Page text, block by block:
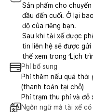
Sản phẩm cho
đầu đến cuối. Ở lại
độ của riêng bạn.
Sau khi tài xế được
tin liên hệ sẽ được
thể xem trong ‘Lịch
Phí bổ sung
Phí thêm nếu quá thời
(thanh toán tại chỗ)
Phí trạm thu phí và
Ngôn ngữ mà tài xế